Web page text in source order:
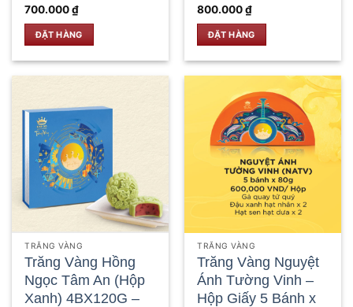
700.000₫
ĐẶT HÀNG
800.000₫
ĐẶT HÀNG
TRĂNG VÀNG
Trăng Vàng Hồng
Ngọc Tâm An (Hộp
Xanh) 4BX120G –
TRĂNG VÀNG
Trăng Vàng Nguyệt
Ánh Tường Vinh –
Hộp Giấy 5 Bánh x